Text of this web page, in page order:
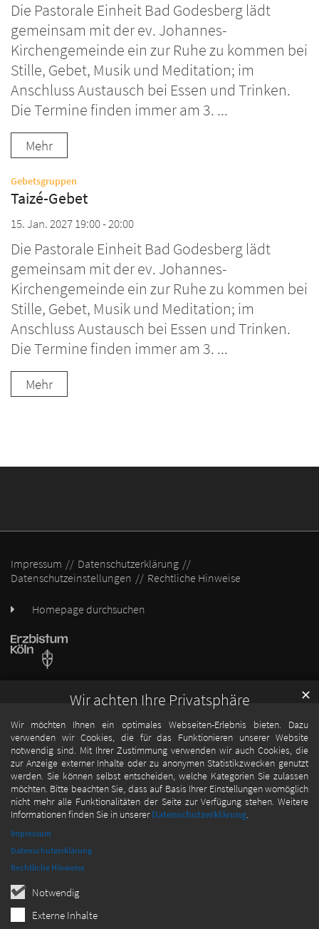
Wir achten Ihre Privatsphäre
Wir möchten Ihnen ein optimales Webseiten-Erlebnis bieten. Dazu
verwenden wir Cookies, die für das Funktionieren unserer Website
notwendig sind. Mit Ihrer Zustimmung verwenden wir auch Cookies, die
zur Anzeige externer Inhalte oder zu anonymen Statistikzwecken genutzt
werden. Sie können selbst entscheiden, welche Kategorien Sie zulassen
möchten. Bitte beachten Sie, dass auf Basis Ihrer Einstellungen womöglich
nicht mehr alle Funktionalitäten der Seite zur Verfügung stehen. Weitere
Informationen finden Sie in unsererDatenschutzerklärung.
Notwendig
Externe Inhalte
✕
Impressum
Datenschutzerklärung
Rechtliche Hinweise
Die Pastorale Einheit Bad Godesberg lädt
gemeinsam mit der ev. Johannes-
Kirchengemeinde ein zur Ruhe zu kommen bei
Stille, Gebet, Musik und Meditation; im
Anschluss Austausch bei Essen und Trinken.
Die Termine finden immer am 3. ...
Mehr
Gebetsgruppen
Taizé-Gebet
15. Jan. 2027 19:00 - 20:00
Die Pastorale Einheit Bad Godesberg lädt
gemeinsam mit der ev. Johannes-
Kirchengemeinde ein zur Ruhe zu kommen bei
Stille, Gebet, Musik und Meditation; im
Anschluss Austausch bei Essen und Trinken.
Die Termine finden immer am 3. ...
Mehr
Impressum
Datenschutzerklärung
Datenschutzeinstellungen
Rechtliche Hinweise
Homepage durchsuchen